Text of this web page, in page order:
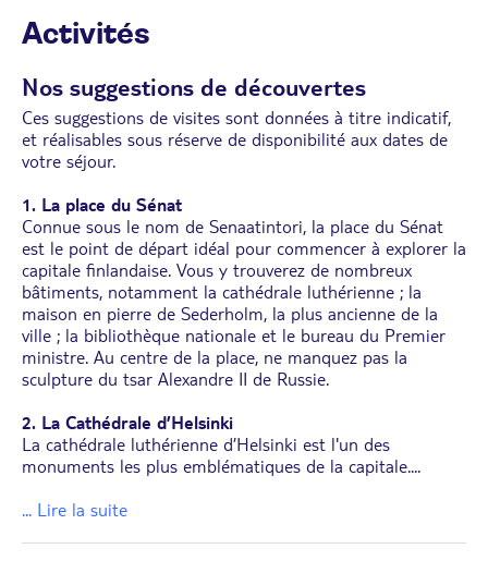
Activités
Nos suggestions de découvertes
Ces suggestions de visites sont données à titre indicatif,
et réalisables sous réserve de disponibilité aux dates de
votre séjour.
1. La place du Sénat
Connue sous le nom de Senaatintori, la place du Sénat
est le point de départ idéal pour commencer à explorer la
capitale finlandaise. Vous y trouverez de nombreux
bâtiments, notamment la cathédrale luthérienne ; la
maison en pierre de Sederholm, la plus ancienne de la
ville ; la bibliothèque nationale et le bureau du Premier
ministre. Au centre de la place, ne manquez pas la
sculpture du tsar Alexandre II de Russie.
2. La Cathédrale d’Helsinki
La cathédrale luthérienne d’Helsinki est l'un des
monuments les plus emblématiques de la capitale....
... Lire la suite